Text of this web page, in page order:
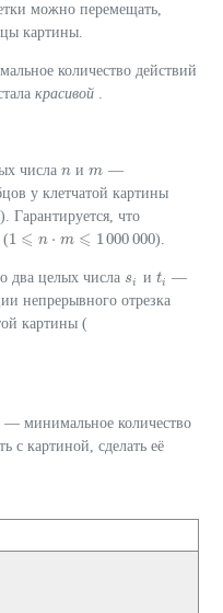
можно перемещать,
картины.
количество действий
красивой .
числа n
n иm
m —
у клетчатой картины
). Гарантируется, что
(1 ⩽ n ⋅ m ⩽ 1000000
1⩽n ⋅m⩽1000 000 ).
два целых числа si
si и ti
ti —
непрерывного отрезка
картины (
— минимальное количество
с картиной, сделать её